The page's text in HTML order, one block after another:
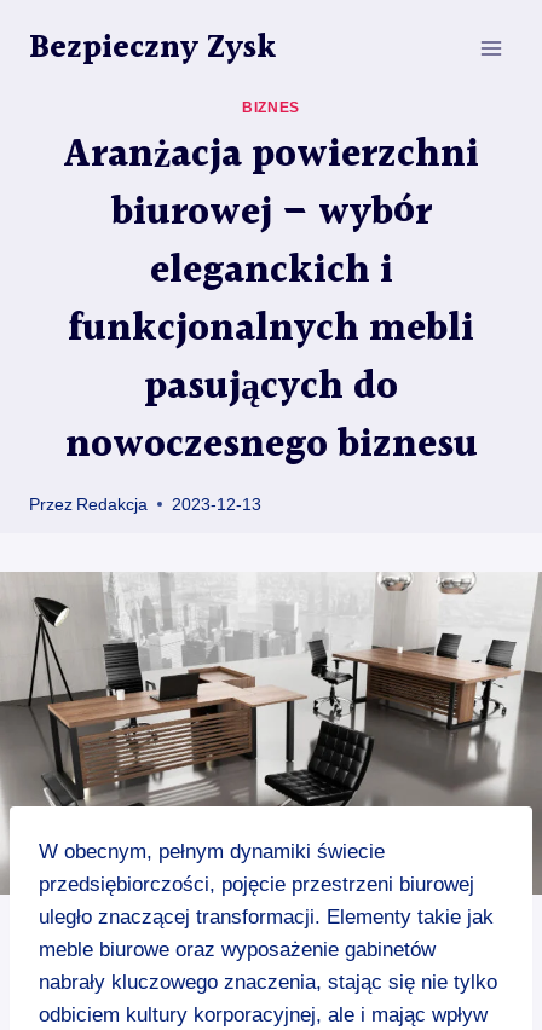
Bezpieczny Zysk
BIZNES
Aranżacja powierzchni
biurowej – wybór
eleganckich i
funkcjonalnych mebli
pasujących do
nowoczesnego biznesu
Przez Redakcja 2023-12-13
W obecnym, pełnym dynamiki świecie
przedsiębiorczości, pojęcie przestrzeni biurowej
uległo znaczącej transformacji. Elementy takie jak
meble biurowe oraz wyposażenie gabinetów
nabrały kluczowego znaczenia, stając się nie tylko
odbiciem kultury korporacyjnej, ale i mając wpływ